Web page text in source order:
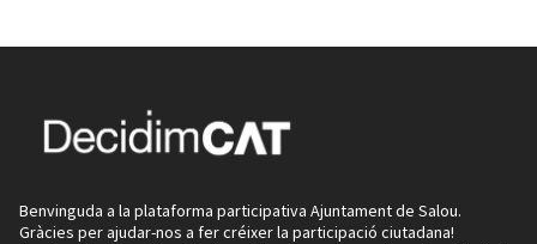
Benvinguda a la plataforma participativa Ajuntament de Salou.
Gràcies per ajudar-nos a fer créixer la participació ciutadana!